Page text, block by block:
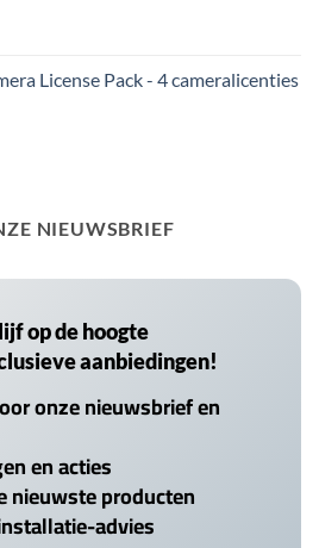
License Pack - 4 cameralicenties
NIEUWSBRIEF
op de hoogte
aanbiedingen!
onze nieuwsbrief en
en acties
nieuwste producten
advies